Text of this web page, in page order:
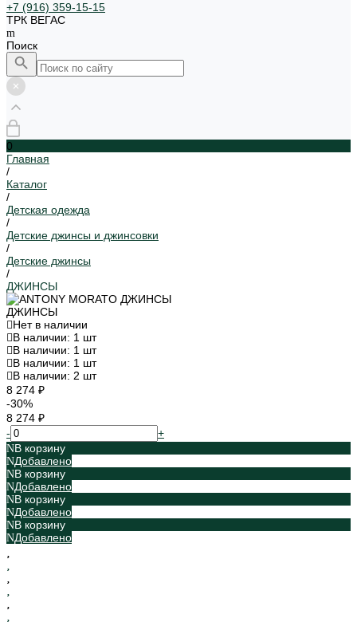
+7 (916) 359-15-15
ТРК ВЕГАС
Поиск
0
Главная
/
Каталог
/
Детская одежда
/
Детские джинсы и джинсовки
/
Детские джинсы
/
ДЖИНСЫ
ДЖИНСЫ
Нет в наличии
В наличии: 1 шт
В наличии: 1 шт
В наличии: 1 шт
В наличии: 2 шт
8 274 ₽
-30%
8 274 ₽
-
+
В корзину
Добавлено
В корзину
Добавлено
В корзину
Добавлено
В корзину
Добавлено